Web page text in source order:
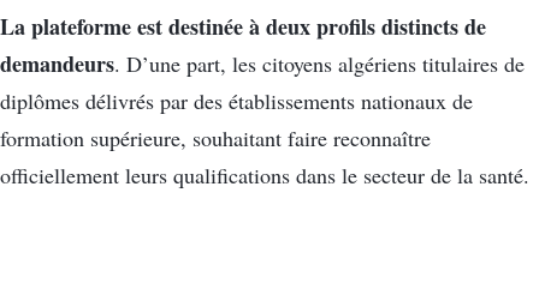
La plateforme est destinée à deux profils distincts de
demandeurs. D’une part, les citoyens algériens titulaires de
diplômes délivrés par des établissements nationaux de
formation supérieure, souhaitant faire reconnaître
officiellement leurs qualifications dans le secteur de la santé.